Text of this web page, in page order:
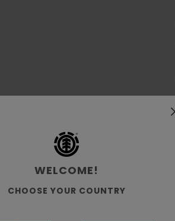
WELCOME!
CHOOSE YOUR COUNTRY